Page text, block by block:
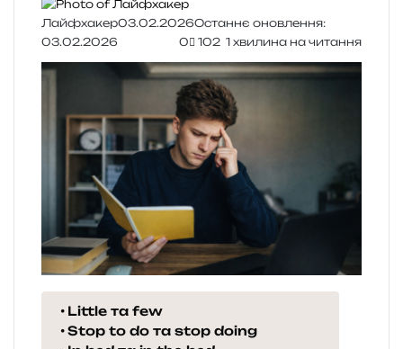
Лайфхакер03.02.2026Останнє оновлення:
03.02.2026
0 102 1 хвилина на читання
Little та few
Stop to do та stop doing